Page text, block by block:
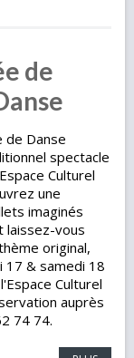
de
de Danse
spectacle
Culturel
une
imaginés
laissez-vous
original,
& samedi 18
Culturel
auprès
74 74.